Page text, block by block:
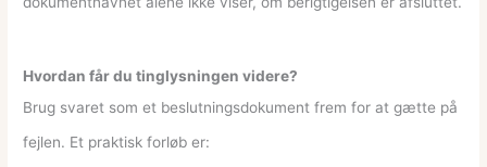
Hvordan får du tinglysningen videre?
Brug svaret som et beslutningsdokument frem for at gætte på
fejlen. Et praktisk forløb er: